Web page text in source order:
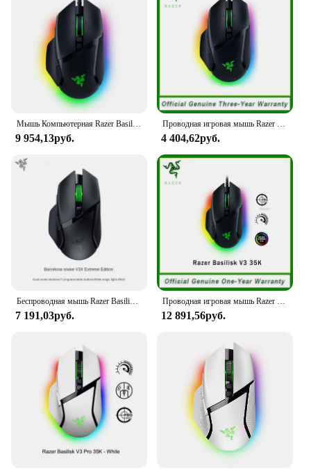
Мышь Компьютерная Razer Basilisk V3 Thundersnake Basilisk V3
9 954,13руб.
Проводная игровая мышь Razer Basilisk V3, геймерская оптическая сенсорная мышь 26000 DPI для киберспорта с RGB подсветкой для ПК, ноутбука
4 404,62руб.
Беспроводная мышь Razer Basilisk V3x Extreme Edition с периферийными устройствами Bluetooth 2.4, двухрежимная, 5,0 ГГц, для электронных видов спорта
7 191,03руб.
Проводная игровая мышь Razer Basilisk V3 35K HyperScroll Tilt Wheel-35K DPI Оптический датчик Gen2-13Настраиваемые элементы управления 100% оригинал
12 891,56руб.